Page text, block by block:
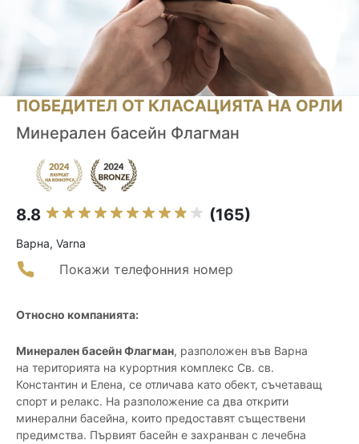
ПОБЕДИТЕЛ ОТ КЛАСАЦИЯТА НА ОРЛИ
Минерален басейн Флагман
8.8 (165)
Варна, Varna
Покажи телефонния номер
Относно компанията:
Минерален басейн Флагман, разположен във Варна
на територията на курортния комплекс Св. св.
Константин и Елена, се отличава като обект, съчетаващ
спорт и релакс. На разположение са два открити
минерални басейна, които предоставят съществени
предимства. Първият басейн е захранван с лечебна